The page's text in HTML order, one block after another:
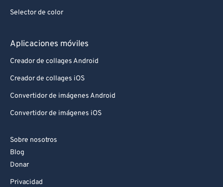
Selector de color
Aplicaciones móviles
Creador de collages Android
Creador de collages iOS
Convertidor de imágenes Android
Convertidor de imágenes iOS
Sobre nosotros
Blog
Donar
Privacidad